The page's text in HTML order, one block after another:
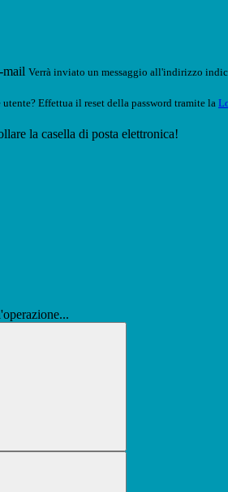
mail Verrà inviato un messaggio all'indirizzo
Effettua il reset della password tramite la
la casella di posta elettronica!